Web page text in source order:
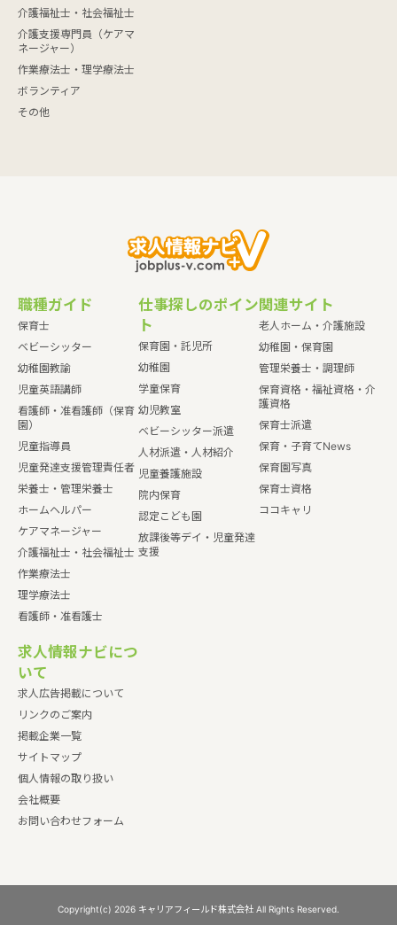
介護福祉士・社会福祉士
介護支援専門員（ケアマ
ネージャー）
作業療法士・理学療法士
ボランティア
その他
職種ガイド
保育士
ベビーシッター
幼稚園教諭
児童英語講師
看護師・准看護師（保育
園）
児童指導員
児童発達支援管理責任者
栄養士・管理栄養士
ホームヘルパー
ケアマネージャー
介護福祉士・社会福祉士
作業療法士
理学療法士
看護師・准看護士
仕事探しのポイン
ト
保育園・託児所
幼稚園
学童保育
幼児教室
ベビーシッター派遣
人材派遣・人材紹介
児童養護施設
院内保育
認定こども園
放課後等デイ・児童発達
支援
関連サイト
老人ホーム・介護施設
幼稚園・保育園
管理栄養士・調理師
保育資格・福祉資格・介
護資格
保育士派遣
保育・子育てNews
保育園写真
保育士資格
ココキャリ
求人情報ナビにつ
いて
求人広告掲載について
リンクのご案内
掲載企業一覧
サイトマップ
個人情報の取り扱い
会社概要
お問い合わせフォーム
Copyright(c) 2026 キャリアフィールド株式会社 All Rights Reserved.